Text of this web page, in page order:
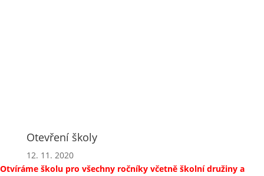
Otevření školy
12. 11. 2020
Otvíráme školu pro všechny ročníky včetně školní družiny a